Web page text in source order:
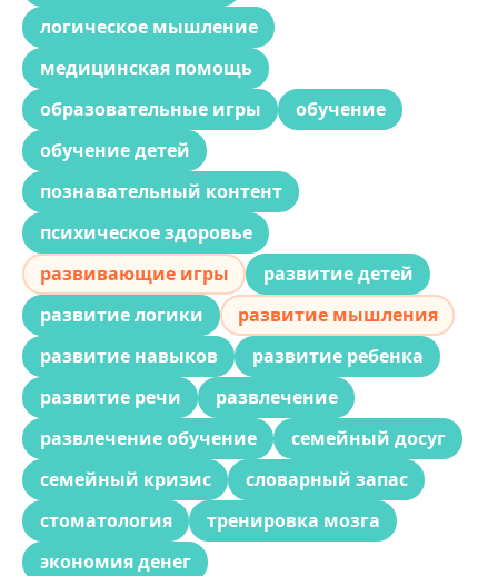
логическое мышление
медицинская помощь
образовательные игры
обучение
обучение детей
познавательный контент
психическое здоровье
развивающие игры
развитие детей
развитие логики
развитие мышления
развитие навыков
развитие ребенка
развитие речи
развлечение
развлечение обучение
семейный досуг
семейный кризис
словарный запас
стоматология
тренировка мозга
экономия денег